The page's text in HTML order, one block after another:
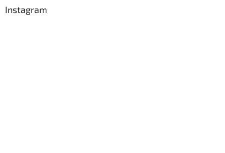
Instagram